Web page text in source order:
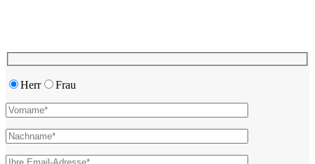
Herr Frau